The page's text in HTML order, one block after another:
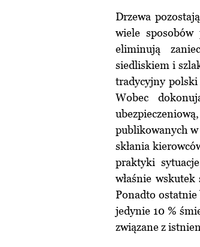
Drzewa
wiele
eliminują
siedliskiem i
tradycyjny
Wobec
publikowanych
skłania
praktyki
właśnie
Ponadto ostatnie
jedynie 10 %
związane z